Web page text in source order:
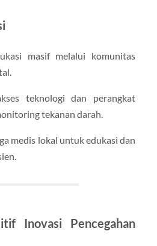
masif melalui komunitas
teknologi dan perangkat
tekanan darah.
medis lokal untuk edukasi dan
Inovasi Pencegahan